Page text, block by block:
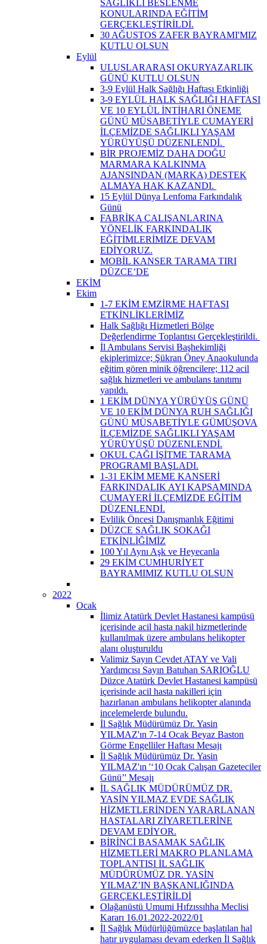
SAĞLIKLI BESLENME
KONULARINDA EĞİTİM
GERÇEKLEŞTİRİLDİ.
30 AĞUSTOS ZAFER BAYRAMI'MIZ
KUTLU OLSUN
Eylül
ULUSLARARASI OKURYAZARLIK
GÜNÜ KUTLU OLSUN
3-9 Eylül Halk Sağlığı Haftası Etkinliği
3-9 EYLÜL HALK SAĞLIĞI HAFTASI
VE 10 EYLÜL İNTİHARI ÖNEME
GÜNÜ MÜSABETİYLE CUMAYERİ
İLÇEMİZDE SAĞLIKLI YAŞAM
YÜRÜYÜŞÜ DÜZENLENDİ. ​
BİR PROJEMİZ DAHA DOĞU
MARMARA KALKINMA
AJANSINDAN (MARKA) DESTEK
ALMAYA HAK KAZANDI. ​
15 Eylül Dünya Lenfoma Farkındalık
Günü
FABRİKA ÇALIŞANLARINA
YÖNELİK FARKINDALIK
EĞİTİMLERİMİZE DEVAM
EDİYORUZ.
MOBİL KANSER TARAMA TIRI
DÜZCE’DE
EKİM
Ekim
1-7 EKİM EMZİRME HAFTASI
ETKİNLİKLERİMİZ
Halk Sağlığı Hizmetleri Bölge
Değerlendirme Toplantısı Gerçekleştirildi. ​
İl Ambulans Servisi Başhekimliği
ekiplerimizce; Şükran Öney Anaokulunda
eğitim gören minik öğrencilere; 112 acil
sağlık hizmetleri ve ambulans tanıtımı
yapıldı.
1 EKİM DÜNYA YÜRÜYÜŞ GÜNÜ
VE 10 EKİM DÜNYA RUH SAĞLIĞI
GÜNÜ MÜSABETİYLE GÜMÜŞOVA
İLÇEMİZDE SAĞLIKLI YAŞAM
YÜRÜYÜŞÜ DÜZENLENDİ.
OKUL ÇAĞI İŞİTME TARAMA
PROGRAMI BAŞLADI.
1-31 EKİM MEME KANSERİ
FARKINDALIK AYI KAPSAMINDA
CUMAYERİ İLÇEMİZDE EĞİTİM
DÜZENLENDİ.
Evlilik Öncesi Danışmanlık Eğitimi
DÜZCE SAĞLIK SOKAĞI
ETKİNLİĞİMİZ
100 Yıl Aynı Aşk ve Heyecanla
29 EKİM CUMHURİYET
BAYRAMIMIZ KUTLU OLSUN
2022
Ocak
İlimiz Atatürk Devlet Hastanesi kampüsü
içerisinde acil hasta nakil hizmetlerinde
kullanılmak üzere ambulans helikopter
alanı oluşturuldu
Valimiz Sayın Cevdet ATAY ve Vali
Yardımcısı Sayın Batuhan SARIOĞLU
Düzce Atatürk Devlet Hastanesi kampüsü
içerisinde acil hasta nakilleri için
hazırlanan ambulans helikopter alanında
incelemelerde bulundu.
İl Sağlık Müdürümüz Dr. Yasin
YILMAZ'ın 7-14 Ocak Beyaz Baston
Görme Engelliler Haftası Mesajı
İl Sağlık Müdürümüz Dr. Yasin
YILMAZ'ın '‘10 Ocak Çalışan Gazeteciler
Günü’' Mesajı
İL SAĞLIK MÜDÜRÜMÜZ DR.
YASİN YILMAZ EVDE SAĞLIK
HİZMETLERİNDEN YARARLANAN
HASTALARI ZİYARETLERİNE
DEVAM EDİYOR.
BİRİNCİ BASAMAK SAĞLIK
HİZMETLERİ MAKRO PLANLAMA
TOPLANTISI İL SAĞLIK
MÜDÜRÜMÜZ DR. YASİN
YILMAZ’IN BAŞKANLIĞINDA
GERÇEKLEŞTİRİLDİ
Olağanüstü Umumi Hıfzıssıhha Meclisi
Kararı 16.01.2022-2022/01
İl Sağlık Müdürlüğümüzce başlatılan hal
hatır uygulaması devam ederken İl Sağlık